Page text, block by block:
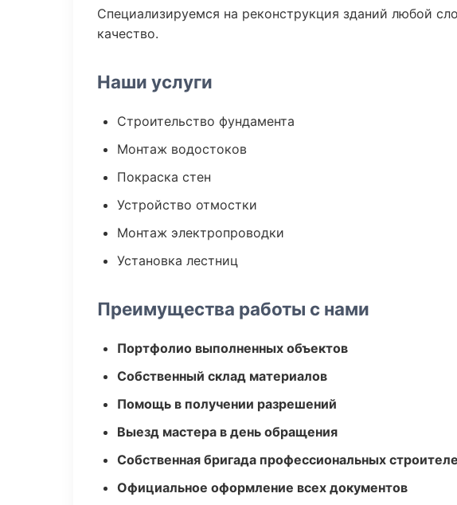
Специализируемся на реконструкция зданий любой
качество.
Наши услуги
Строительство фундамента
Монтаж водостоков
Покраска стен
Устройство отмостки
Монтаж электропроводки
Установка лестниц
Преимущества работы с нами
Портфолио выполненных объектов
Собственный склад материалов
Помощь в получении разрешений
Выезд мастера в день обращения
Собственная бригада профессиональных
Официальное оформление всех документов